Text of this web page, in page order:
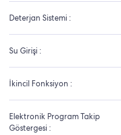
Deterjan Sistemi :
Su Girişi :
İkincil Fonksiyon :
Elektronik Program Takip
Göstergesi :